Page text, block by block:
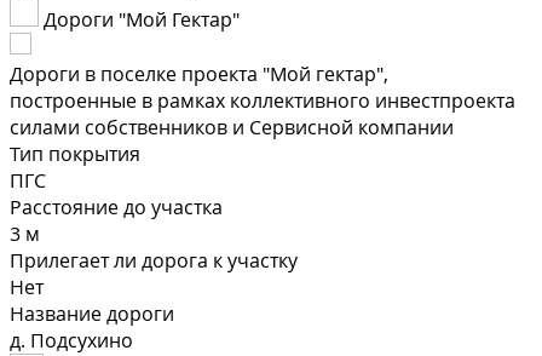
Дороги "Мой Гектар"
Дороги в поселке проекта "Мой гектар",
построенные в рамках коллективного инвестпроекта
силами собственников и Сервисной компании
Тип покрытия
ПГС
Расстояние до участка
3 м
Прилегает ли дорога к участку
Нет
Название дороги
д. Подсухино